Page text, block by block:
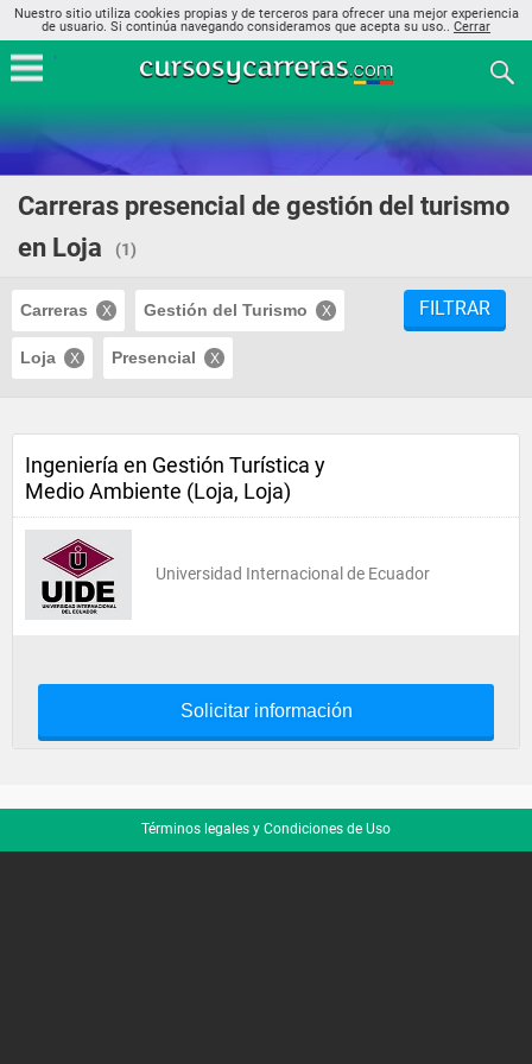
Nuestro sitio utiliza cookies propias y de terceros para ofrecer una mejor experiencia
de usuario. Si continúa navegando consideramos que acepta su uso.. Cerrar
Carreras presencial de gestión del turismo
en Loja
(1)
Carreras Gestión del Turismo
Loja Presencial
FILTRAR
Ingeniería en Gestión Turística y
Medio Ambiente (Loja, Loja)
Universidad Internacional de Ecuador
Solicitar información
Términos legales y Condiciones de Uso